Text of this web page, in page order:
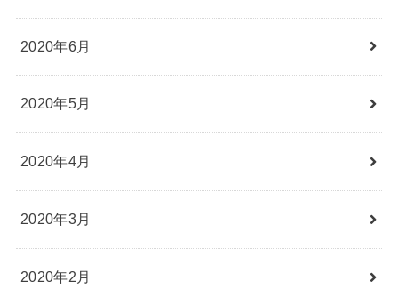
2020年6月
2020年5月
2020年4月
2020年3月
2020年2月